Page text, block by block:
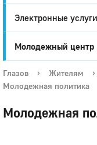
Город
Глазов
Электронные
Молодежный центр
Глазов › Жителям ›
Молодежная политика
Молодежная